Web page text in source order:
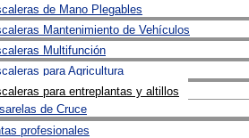
de Mano Plegables
Mantenimiento de Vehículos
Multifunción
para Agricultura
para entreplantas y altillos
de Cruce
profesionales